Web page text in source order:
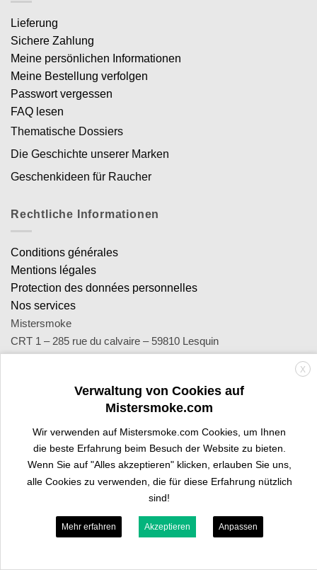
Lieferung
Sichere Zahlung
Meine persönlichen Informationen
Meine Bestellung verfolgen
Passwort vergessen
FAQ lesen
Thematische Dossiers
Die Geschichte unserer Marken
Geschenkideen für Raucher
Rechtliche Informationen
Conditions générales
Mentions légales
Protection des données personnelles
Nos services
Mistersmoke
CRT 1 – 285 rue du calvaire – 59810 Lesquin
Contact : notre équipe d’experts est joignable par email
sav@mistersmoke.com ou par téléphone au 03 20 90 56 55 du
lundi au vendredi de 9h à 17h.
Credit
MasterCardApple
Pay
Bank
Visa
Visa
X
Verwaltung von Cookies auf
Mistersmoke.com
Wir verwenden auf Mistersmoke.com Cookies, um Ihnen
die beste Erfahrung beim Besuch der Website zu bieten.
Wenn Sie auf "Alles akzeptieren" klicken, erlauben Sie uns,
alle Cookies zu verwenden, die für diese Erfahrung nützlich
sind!
Mehr erfahren Akzeptieren Anpassen